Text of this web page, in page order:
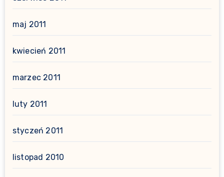
maj 2011
kwiecień 2011
marzec 2011
luty 2011
styczeń 2011
listopad 2010